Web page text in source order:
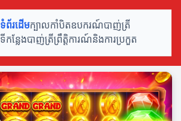
ទំព័រដើមក្បាលកាំបិតឧបករណ៍បាញ់ត្រី
ទីកន្លែងបាញ់ត្រីព្រឹត្តិការណ៍និងការប្រកួត